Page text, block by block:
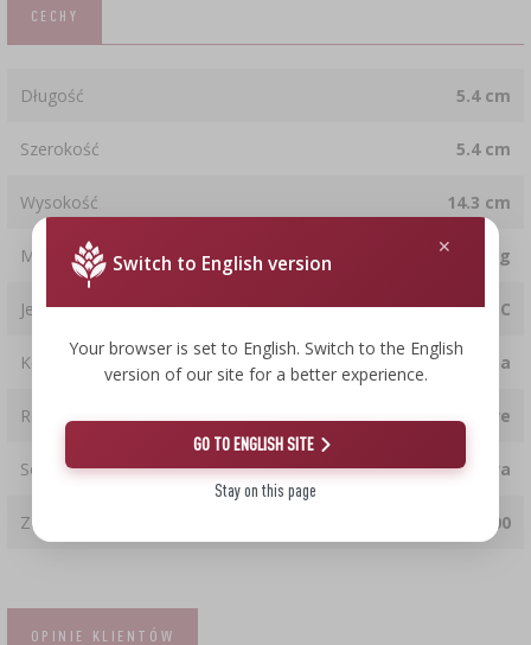
CECHY
Długość 5.4 cm
Szerokość 5.4 cm
Wysokość 14.3 cm
Masa 39.0 g
Jednostka wyświetlania temperatury tylko °C
Kolor tarczy czarna
Rodzaj analogowe
Sonda szpilkowa
Zakres pomiaru temperatury [°C] od 20 do 300
OPINIE KLIENTÓW
Switch to English version
Your browser is set to English. Switch to the English
version of our site for a better experience.
GO TO ENGLISH SITE
Stay on this page